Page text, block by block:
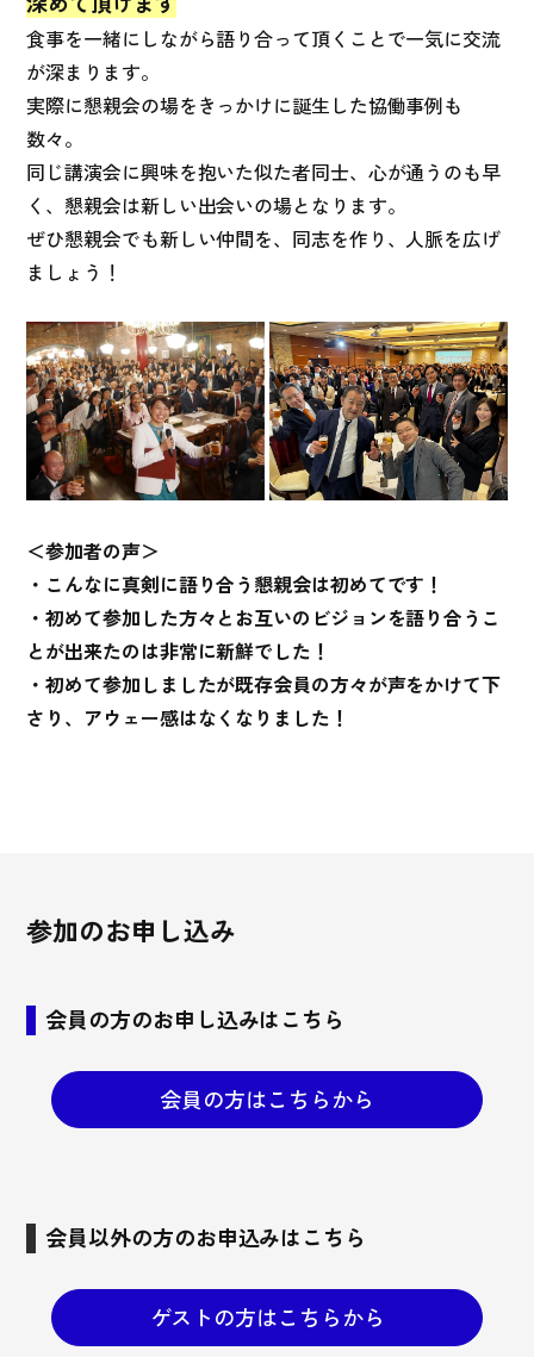
食事を一緒にしながら語り合って頂くことで一気に交流
が深まります。
実際に懇親会の場をきっかけに誕生した協働事例も
数々。
同じ講演会に興味を抱いた似た者同士、心が通うのも早
く、懇親会は新しい出会いの場となります。
ぜひ懇親会でも新しい仲間を、同志を作り、人脈を広げ
ましょう！
＜参加者の声＞
・こんなに真剣に語り合う懇親会は初めてです！
・初めて参加した方々とお互いのビジョンを語り合うこ
とが出来たのは非常に新鮮でした！
・初めて参加しましたが既存会員の方々が声をかけて下
さり、アウェー感はなくなりました！
参加のお申し込み
会員の方のお申し込みはこちら
会員の方はこちらから
会員以外の方のお申込みはこちら
ゲストの方はこちらから